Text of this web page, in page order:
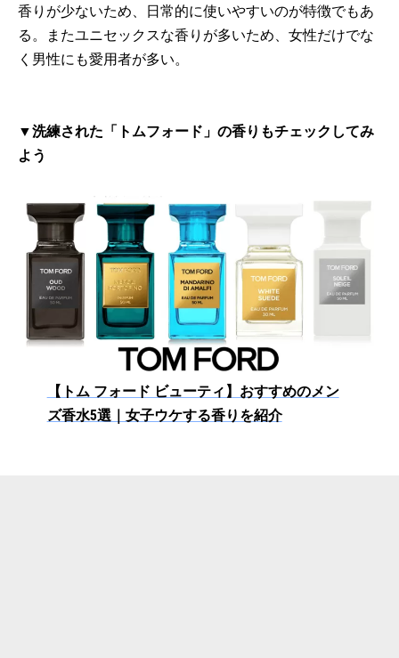
香りが少ないため、日常的に使いやすいのが特徴でもあ
る。またユニセックスな香りが多いため、女性だけでな
く男性にも愛用者が多い。
▼洗練された「トムフォード」の香りもチェックしてみ
よう
【トム フォード ビューティ】おすすめのメン
ズ香水5選｜女子ウケする香りを紹介